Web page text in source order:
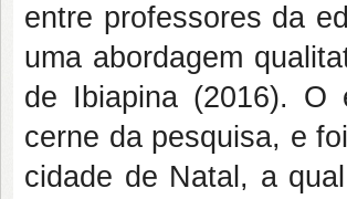
entre professores da
uma abordagem
de Ibiapina (2016). O
cerne da pesquisa, e
cidade de Natal, a